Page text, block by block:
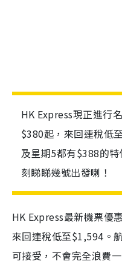
HK Express現正進行
$380起，來回連稅低
及星期5都有$388的
刻睇睇幾號出發喇！
HK Express最新機票優
來回連稅低至$1,594。
可接受，不會完全浪費